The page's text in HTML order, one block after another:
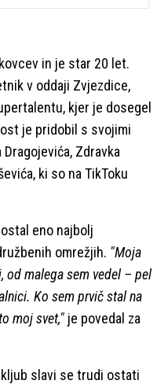
in je star 20 let.
v oddaji Zvjezdice,
kjer je dosegel
je pridobil s svojimi
Zdravka
ki so na TikToku
eno najbolj
omrežjih. "Moja
od malega sem vedel – pel
Ko sem prvič stal na
moj svet," je povedal za
slavi se trudi ostati